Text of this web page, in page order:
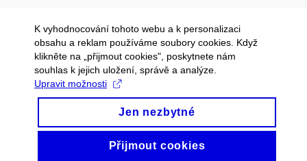
K vyhodnocování tohoto webu a k personalizaci
obsahu a reklam používáme soubory cookies. Když
klikněte na „přijmout cookies", poskytnete nám
souhlas k jejich uložení, správě a analýze.
Upravit možnosti
Jen nezbytné
Přijmout cookies